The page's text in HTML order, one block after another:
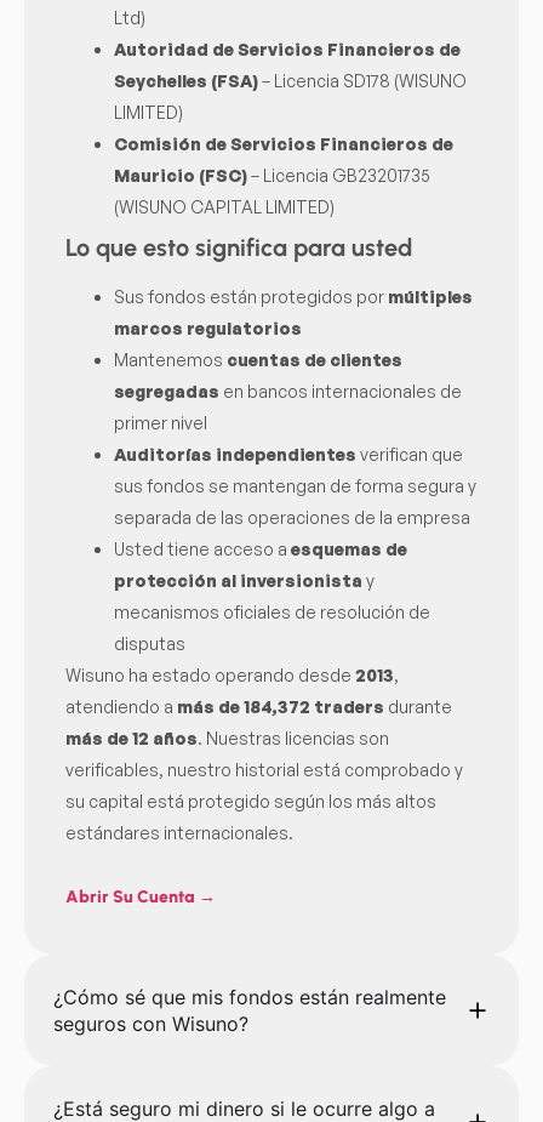
Ltd)
Autoridad de Servicios Financieros de
Seychelles (FSA)– Licencia SD178 (WISUNO
LIMITED)
Comisión de Servicios Financieros de
Mauricio (FSC)– Licencia GB23201735
(WISUNO CAPITAL LIMITED)
Lo que esto significa para usted
Sus fondos están protegidos por múltiples
marcos regulatorios
Mantenemos cuentas de clientes
segregadas en bancos internacionales de
primer nivel
Auditorías independientes verifican que
sus fondos se mantengan de forma segura y
separada de las operaciones de la empresa
Usted tiene acceso a esquemas de
protección al inversionista y
mecanismos oficiales de resolución de
disputas
Wisuno ha estado operando desde 2013,
atendiendo a más de 184,372 traders durante
más de 12 años. Nuestras licencias son
verificables, nuestro historial está comprobado y
su capital está protegido según los más altos
estándares internacionales.
Abrir Su Cuenta →
¿Cómo sé que mis fondos están realmente
seguros con Wisuno?
¿Está seguro mi dinero si le ocurre algo a